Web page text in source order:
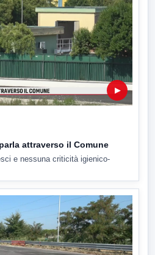
▶
attraverso il Comune
e nessuna criticità igienico-